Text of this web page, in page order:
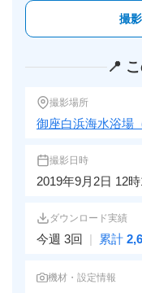
撮
📍
撮影場所
御座白浜海水浴場
撮影日時
2019年9月2日 12
ダウンロード実績
今週 3回 | 累計
機材・設定情報